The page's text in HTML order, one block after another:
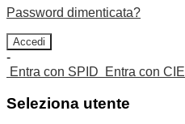
Password dimenticata?
-
Entra con SPID
Entra con CIE
Seleziona utente